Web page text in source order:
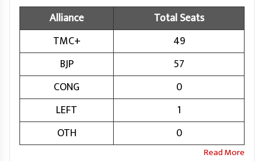
Alliance
Total Seats
TMC+
49
BJP
57
CONG
0
LEFT
1
OTH
0